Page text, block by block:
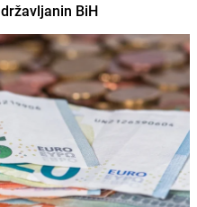
BiH